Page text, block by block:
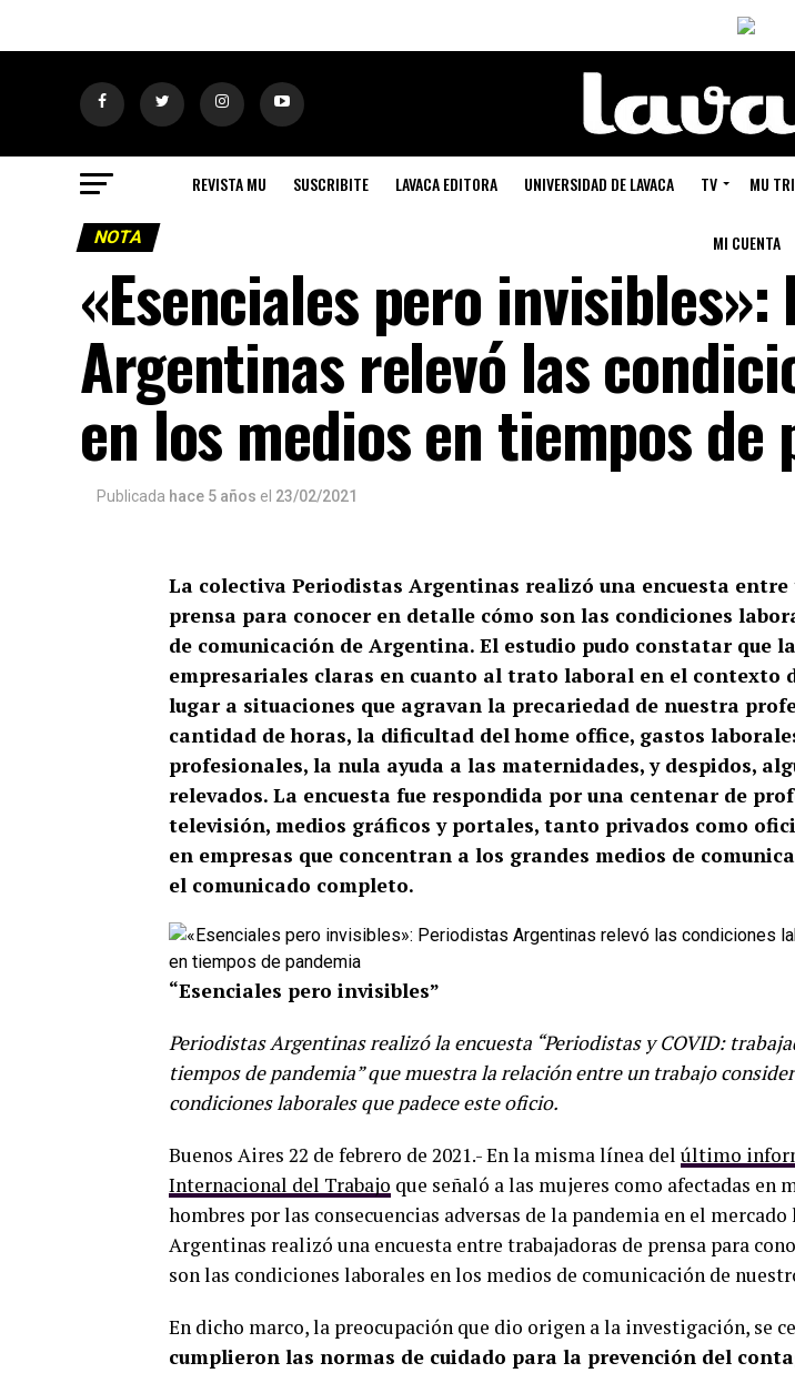
REVISTA MU SUSCRIBITE LAVACA EDITORA UNIVERSIDAD DE LAVACA TV MU
MI CUENTA
NOTA
«Esenciales pero
Argentinas relevó las
en los medios en tiempos de
Publicada hace 5 años el 23/02/2021
La colectiva Periodistas Argentinas realizó una encuesta
prensa para conocer en detalle cómo son las condiciones
de comunicación de Argentina. El estudio pudo constatar que
empresariales claras en cuanto al trato laboral en el contexto
lugar a situaciones que agravan la precariedad de nuestra
cantidad de horas, la dificultad del home office, gastos
profesionales, la nula ayuda a las maternidades, y despidos,
relevados. La encuesta fue respondida por una centenar de
televisión, medios gráficos y portales, tanto privados como
en empresas que concentran a los grandes medios de
el comunicado completo.
“Esenciales pero invisibles”
Periodistas Argentinas realizó la encuesta “Periodistas y COVID:
tiempos de pandemia” que muestra la relación entre un trabajo
condiciones laborales que padece este oficio.
Buenos Aires 22 de febrero de 2021.- En la misma línea del último
Internacional del Trabajo que señaló a las mujeres como afectadas en
hombres por las consecuencias adversas de la pandemia en el
Argentinas realizó una encuesta entre trabajadoras de prensa para
son las condiciones laborales en los medios de comunicación de
En dicho marco, la preocupación que dio origen a la investigación, se
cumplieron las normas de cuidado para la prevención del